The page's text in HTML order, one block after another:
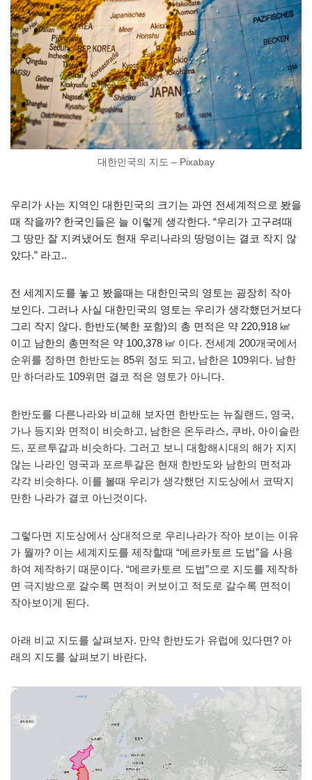
대한민국의 지도 – Pixabay
우리가 사는 지역인 대한민국의 크기는 과연 전세계적으로 봤을
때 작을까? 한국인들은 늘 이렇게 생각한다. “우리가 고구려때
그 땅만 잘 지켜냈어도 현재 우리나라의 땅덩이는 결코 작지 않
았다.” 라고..
전 세계지도를 놓고 봤을때는 대한민국의 영토는 굉장히 작아
보인다. 그러나 사실 대한민국의 영토는 우리가 생각했던거보다
그리 작지 않다. 한반도(북한 포함)의 총 면적은 약 220,918 ㎢
이고 남한의 총면적은 약 100,378 ㎢ 이다. 전세계 200개국에서
순위를 정하면 한반도는 85위 정도 되고, 남한은 109위다. 남한
만 하더라도 109위면 결코 적은 영토가 아니다.
한반도를 다른나라와 비교해 보자면 한반도는 뉴질랜드, 영국,
가나 등지와 면적이 비슷하고, 남한은 온두라스, 쿠바, 아이슬란
드, 포르투갈과 비슷하다. 그러고 보니 대항해시대의 해가 지지
않는 나라인 영국과 포르투갈은 현재 한반도와 남한의 면적과
각각 비슷하다. 이를 볼때 우리가 생각했던 지도상에서 코딱지
만한 나라가 결코 아닌것이다.
그렇다면 지도상에서 상대적으로 우리나라가 작아 보이는 이유
가 뭘까? 이는 세계지도를 제작할때 “메르카토르 도법”을 사용
하여 제작하기 때문이다. “메르카토르 도법”으로 지도를 제작하
면 극지방으로 갈수록 면적이 커보이고 적도로 갈수록 면적이
작아보이게 된다.
아래 비교 지도를 살펴보자. 만약 한반도가 유럽에 있다면? 아
래의 지도를 살펴보기 바란다.